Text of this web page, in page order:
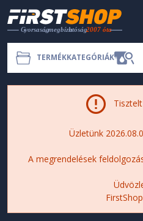
TERMÉKKATEGÓRIÁK
Üzletünk
A megrendelések